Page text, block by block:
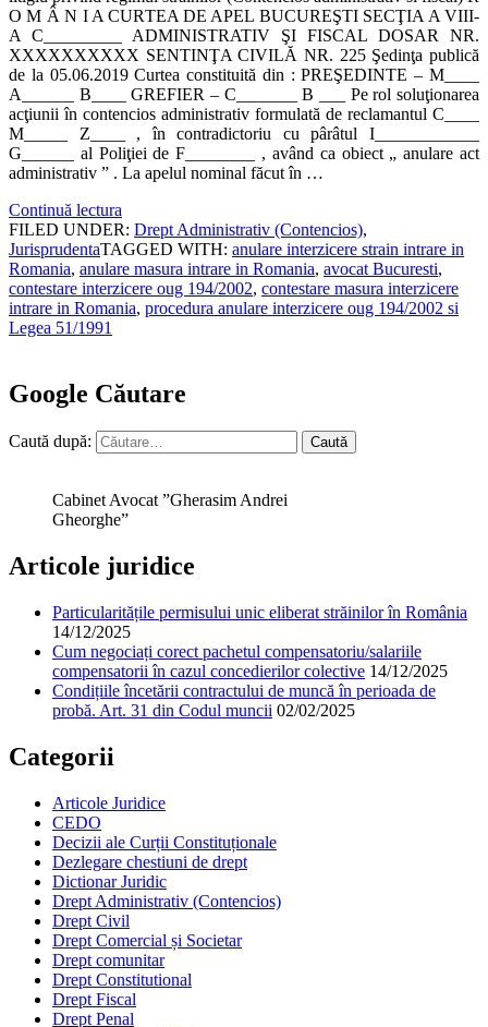
O M Â N I A CURTEA DE APEL BUCUREŞTI SECŢIA A VIII-
A C_________ ADMINISTRATIV ŞI FISCAL DOSAR NR.
XXXXXXXXXX SENTINŢA CIVILĂ NR. 225 Şedinţa publică
de la 05.06.2019 Curtea constituită din : PREŞEDINTE – M____
A______ B____ GREFIER – C_______ B ___ Pe rol soluţionarea
acţiunii în contencios administrativ formulată de reclamantul C____
M_____ Z____ , în contradictoriu cu pârâtul I____________
G______ al Poliţiei de F________ , având ca obiect „ anulare act
administrativ ” . La apelul nominal făcut în …
Continuă lectura
FILED UNDER: Drept Administrativ (Contencios),
JurisprudentaTAGGED WITH: anulare interzicere strain intrare in
Romania, anulare masura intrare in Romania, avocat Bucuresti,
contestare interzicere oug 194/2002, contestare masura interzicere
intrare in Romania, procedura anulare interzicere oug 194/2002 si
Legea 51/1991
Google Căutare
Caută după:
Cabinet Avocat ”Gherasim Andrei
Gheorghe”
Articole juridice
Particularitățile permisului unic eliberat străinilor în România
14/12/2025
Cum negociați corect pachetul compensatoriu/salariile
compensatorii în cazul concedierilor colective 14/12/2025
Condițiile încetării contractului de muncă în perioada de
probă. Art. 31 din Codul muncii 02/02/2025
Categorii
Articole Juridice
CEDO
Decizii ale Curții Constituționale
Dezlegare chestiuni de drept
Dictionar Juridic
Drept Administrativ (Contencios)
Drept Civil
Drept Comercial și Societar
Drept comunitar
Drept Constitutional
Drept Fiscal
Drept Penal